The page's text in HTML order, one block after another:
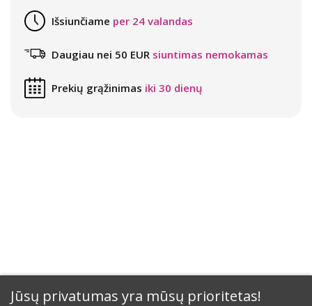
Jūsų privatumas yra mūsų prioritetas!
Išsiunčiame per 24 valandas
Daugiau nei 50 EUR siuntimas nemokamas
Prekių grąžinimas iki 30 dienų